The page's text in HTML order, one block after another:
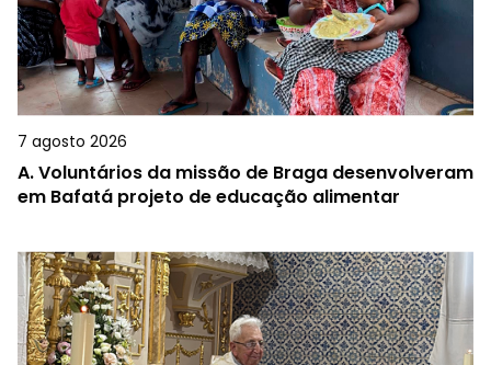
7 agosto 2026
A.Voluntários da missão de Braga desenvolveram
em Bafatá projeto de educação alimentar